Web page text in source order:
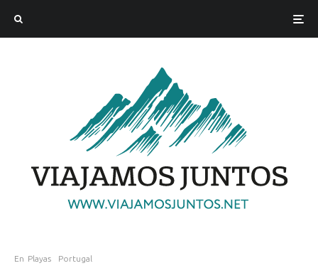
En Playas Portugal